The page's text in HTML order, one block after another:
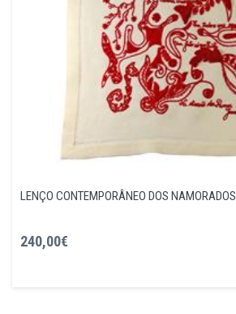
LENÇO CONTEMPORÂNEO DOS NAMORADOS
240,00€